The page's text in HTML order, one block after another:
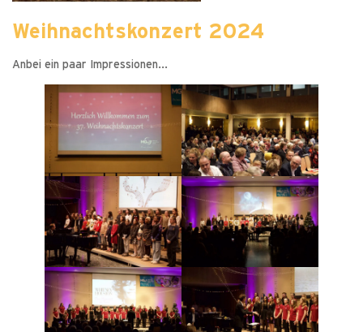
Weihnachtskonzert 2024
Anbei ein paar Impressionen...